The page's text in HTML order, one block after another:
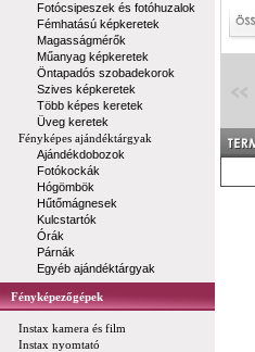
Fotócsipeszek és fotóhuzalok
Fémhatású képkeretek
Magasságmérők
Műanyag képkeretek
Öntapadós szobadekorok
Szives képkeretek
Több képes keretek
Üveg keretek
Fényképes ajándéktárgyak
Ajándékdobozok
Fotókockák
Hógömbök
Hűtőmágnesek
Kulcstartók
Órák
Párnák
Egyéb ajándéktárgyak
Fényképezőgépek
Instax kamera és film
Instax nyomtató